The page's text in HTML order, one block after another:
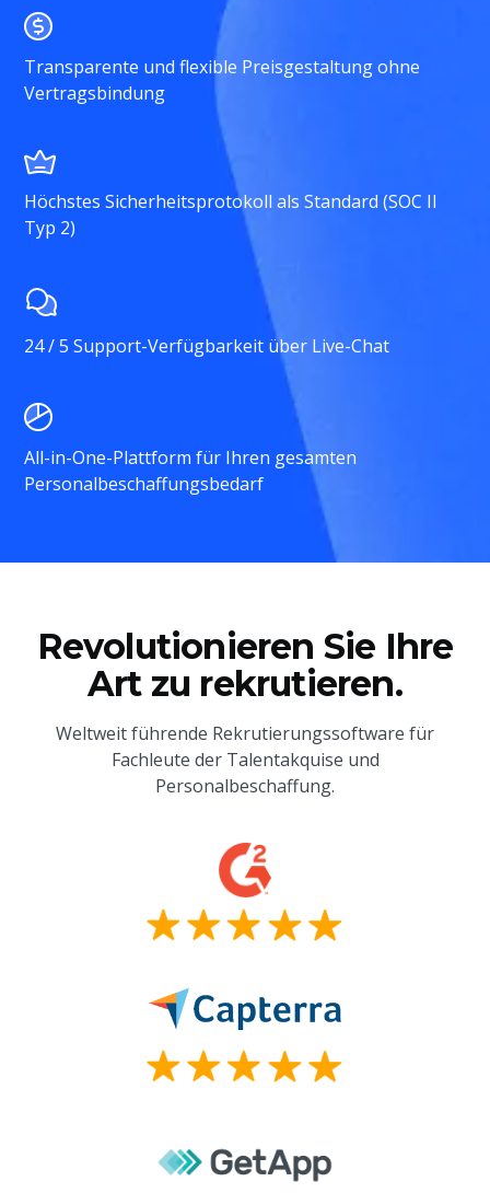
Transparente und flexible Preisgestaltung ohne
Vertragsbindung
Höchstes Sicherheitsprotokoll als Standard (SOC II
Typ 2)
24 / 5 Support-Verfügbarkeit über Live-Chat
All-in-One-Plattform für Ihren gesamten
Personalbeschaffungsbedarf
Revolutionieren Sie Ihre
Art zu rekrutieren.
Weltweit führende Rekrutierungssoftware für
Fachleute der Talentakquise und
Personalbeschaffung.